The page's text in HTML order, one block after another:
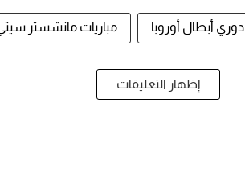
دوري أبطال أوروبا مباريات مانشستر
إظهار التعليقات